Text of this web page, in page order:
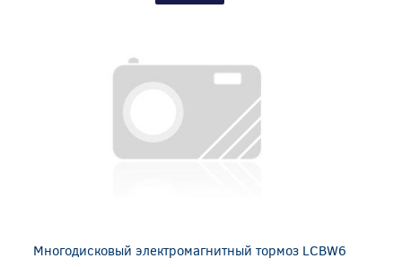
Многодисковый электромагнитный тормоз LCBW6